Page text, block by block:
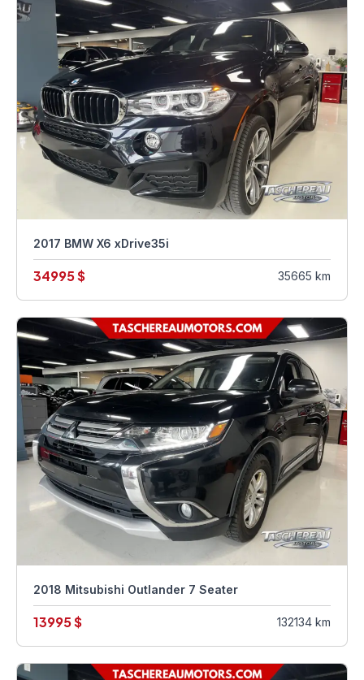
2017 BMW X6 xDrive35i
34995 $ 35665 km
2018 Mitsubishi Outlander 7 Seater
13995 $ 132134 km